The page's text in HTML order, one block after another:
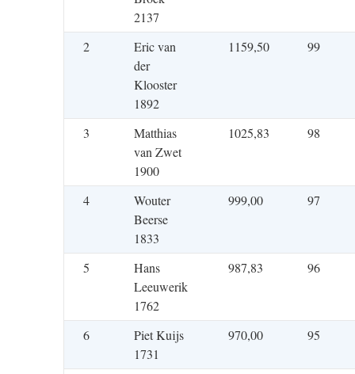
2137
2
Eric van
der
Klooster
1892
1159,50 99
3
Matthias
van Zwet
1900
1025,83 98
4
Wouter
Beerse
1833
999,00 97
5
Hans
Leeuwerik
1762
987,83 96
6
Piet Kuijs
1731
970,00 95